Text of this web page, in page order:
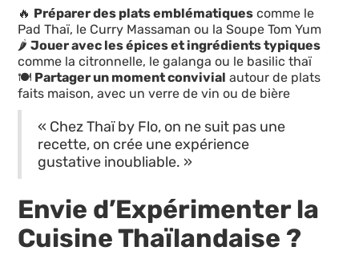
🔥 Préparer des plats emblématiques comme le
Pad Thaï, le Curry Massaman ou la Soupe Tom Yum
🌶️Jouer avec les épices et ingrédients typiques
comme la citronnelle, le galanga ou le basilic thaï
🍽️ Partager un moment convivial autour de plats
faits maison, avec un verre de vin ou de bière
« Chez Thaï by Flo, on ne suit pas une
recette, on crée une expérience
gustative inoubliable. »
Envie d’Expérimenter la
Cuisine Thaïlandaise ?